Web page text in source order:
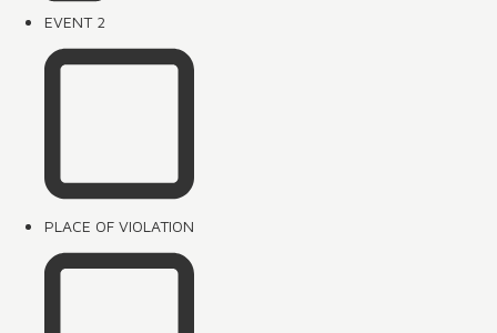
EVENT 2
PLACE OF VIOLATION